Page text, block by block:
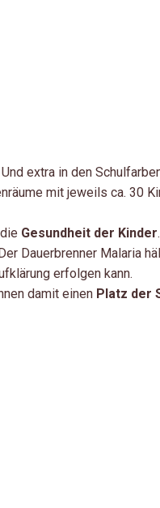
extra in den
mit jeweils ca. 30
Gesundheit der Kinder
Dauerbrenner Malaria
erfolgen kann.
damit einen Platz der